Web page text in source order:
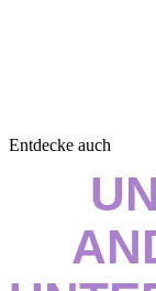
Entdecke auch